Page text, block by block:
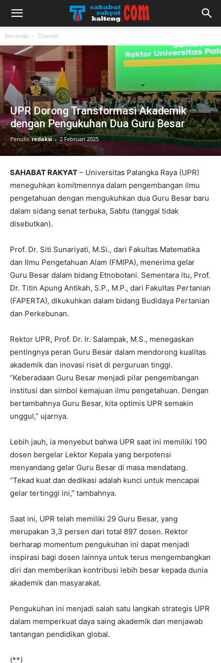
Beranda Daerah
UPR Dorong Transformasi Akademik
dengan Pengukuhan Dua Guru Besar
Penulis redaksi - 2 Februari 2025
SAHABAT RAKYAT – Universitas Palangka Raya (UPR)
meneguhkan komitmennya dalam pengembangan ilmu
pengetahuan dengan mengukuhkan dua Guru Besar baru
dalam sidang senat terbuka, Sabtu (tanggal tidak
disebutkan).
Prof. Dr. Siti Sunariyati, M.Si., dari Fakultas Matematika
dan Ilmu Pengetahuan Alam (FMIPA), menerima gelar
Guru Besar dalam bidang Etnobotani. Sementara itu, Prof.
Dr. Titin Apung Antikah, S.P., M.P., dari Fakultas Pertanian
(FAPERTA), dikukuhkan dalam bidang Budidaya Pertanian
dan Perkebunan.
Rektor UPR, Prof. Dr. Ir. Salampak, M.S., menegaskan
pentingnya peran Guru Besar dalam mendorong kualitas
akademik dan inovasi riset di perguruan tinggi.
“Keberadaan Guru Besar menjadi pilar pengembangan
institusi dan simbol kemajuan ilmu pengetahuan. Dengan
bertambahnya Guru Besar, kita optimis UPR semakin
unggul,” ujarnya.
Lebih jauh, ia menyebut bahwa UPR saat ini memiliki 190
dosen bergelar Lektor Kepala yang berpotensi
menyandang gelar Guru Besar di masa mendatang.
“Tekad kuat dan dedikasi adalah kunci untuk mencapai
gelar tertinggi ini,” tambahnya.
Saat ini, UPR telah memiliki 29 Guru Besar, yang
merupakan 3,3 persen dari total 897 dosen. Rektor
berharap momentum pengukuhan ini dapat menjadi
inspirasi bagi dosen lainnya untuk terus mengembangkan
diri dan memberikan kontribusi lebih besar kepada dunia
akademik dan masyarakat.
Pengukuhan ini menjadi salah satu langkah strategis UPR
dalam memperkuat daya saing akademik dan menjawab
tantangan pendidikan global.
(**)